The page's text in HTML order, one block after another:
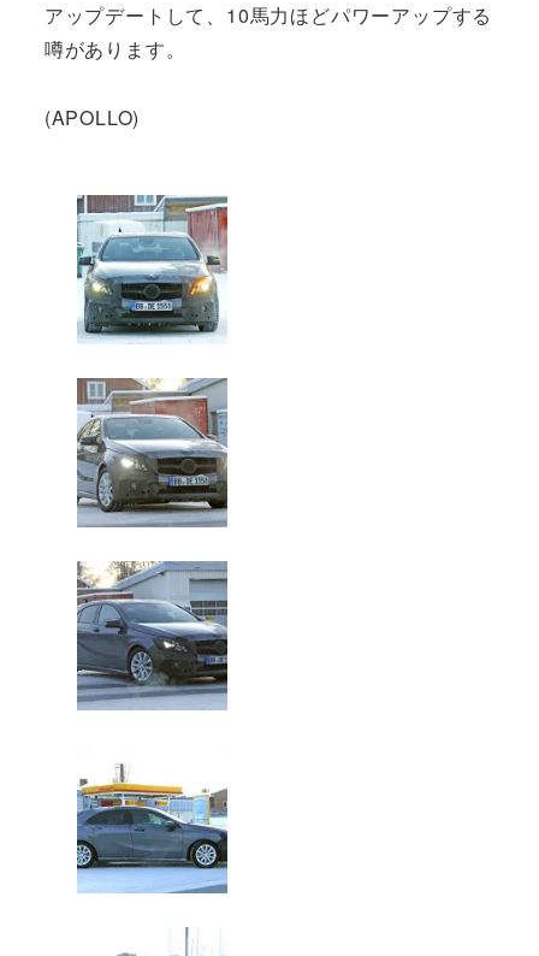
アップデートして、10馬力ほどパワーアップする
噂があります。
(APOLLO)